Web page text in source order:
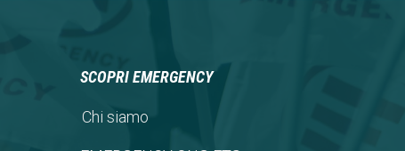
SCOPRI EMERGENCY
Chi siamo